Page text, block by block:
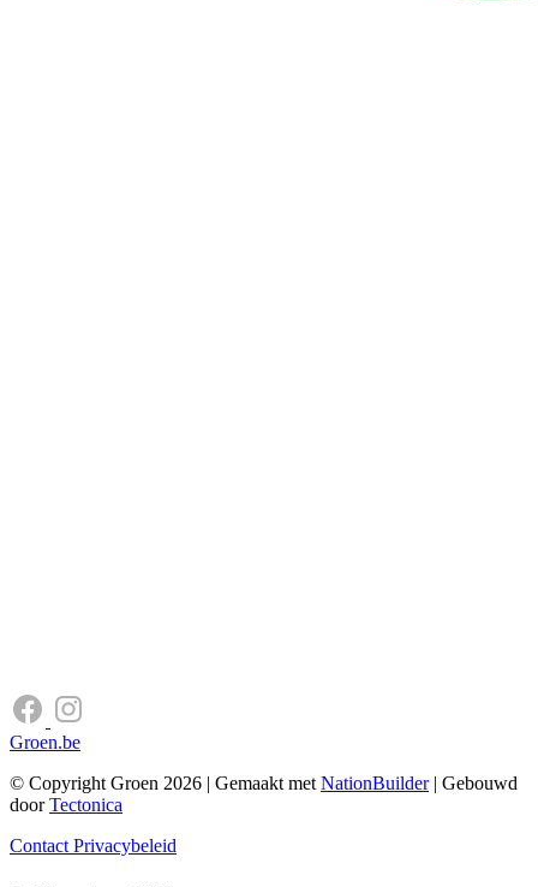
Groen.be
© Copyright Groen 2026 | Gemaakt met NationBuilder| Gebouwd
doorTectonica
Contact Privacybeleid